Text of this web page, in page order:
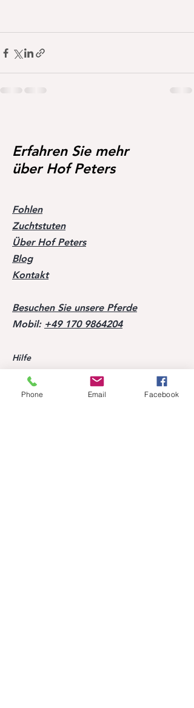
Erfahren Sie mehr
über Hof Peters
Fohlen
Zuchtstuten
Über Hof Peters
Blog
Kontakt
Besuchen Sie unsere Pferde
Mobil: +49 170 9864204
Hilfe
FAQ
Phone Email Facebook